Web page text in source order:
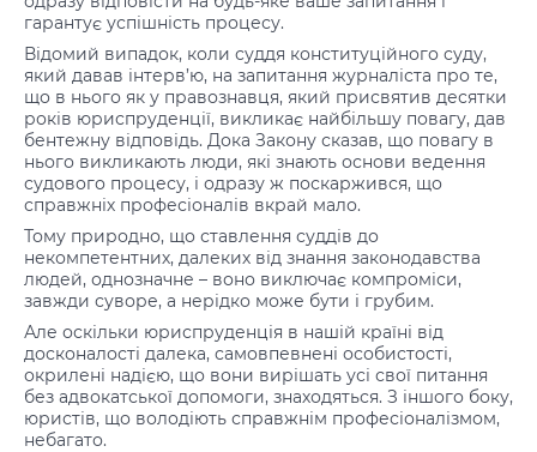
гарантує успішність процесу.
Відомий випадок, коли суддя конституційного суду,
який давав інтерв’ю, на запитання журналіста про те,
що в нього як у правознавця, який присвятив десятки
років юриспруденції, викликає найбільшу повагу, дав
бентежну відповідь. Дока Закону сказав, що повагу в
нього викликають люди, які знають основи ведення
судового процесу, і одразу ж поскаржився, що
справжніх професіоналів вкрай мало.
Тому природно, що ставлення суддів до
некомпетентних, далеких від знання законодавства
людей, однозначне – воно виключає компроміси,
завжди суворе, а нерідко може бути і грубим.
Але оскільки юриспруденція в нашій країні від
досконалості далека, самовпевнені особистості,
окрилені надією, що вони вирішать усі свої питання
без адвокатської допомоги, знаходяться. З іншого боку,
юристів, що володіють справжнім професіоналізмом,
небагато.